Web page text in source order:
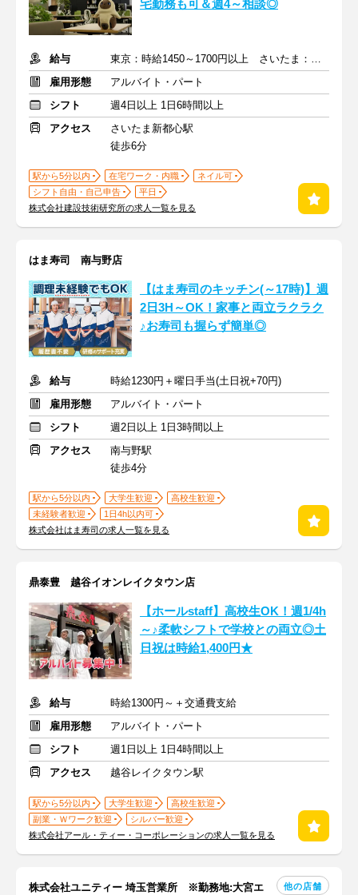
宅勤務も可＆週4～相談◎
給与
東京：時給1450～1700円以上 さいたま：時給1350～1700円以上
雇用形態
アルバイト・パート
シフト
週4日以上 1日6時間以上
アクセス
さいたま新都心駅
徒歩6分
駅から5分以内 在宅ワーク・内職
ネイル可
シフト自由・自己申告
平日
株式会社建設技術研究所の求人一覧を見る
はま寿司 南与野店
【はま寿司のキッチン(～17時)】週
2日3H～OK！家事と両立ラクラク
♪お寿司も握らず簡単◎
給与
時給1230円＋曜日手当(土日祝+70円)
雇用形態
アルバイト・パート
シフト
週2日以上 1日3時間以上
アクセス
南与野駅
徒歩4分
駅から5分以内 大学生歓迎
高校生歓迎
未経験者歓迎
1日4h以内可
株式会社はま寿司の求人一覧を見る
鼎泰豊 越谷イオンレイクタウン店
【ホールstaff】高校生OK！週1/4h
～♪柔軟シフトで学校との両立◎土
日祝は時給1,400円★
給与
時給1300円～＋交通費支給
雇用形態
アルバイト・パート
シフト
週1日以上 1日4時間以上
アクセス
越谷レイクタウン駅
駅から5分以内 大学生歓迎
高校生歓迎
副業・Ｗワーク歓迎
シルバー歓迎
株式会社アール・ティー・コーポレーションの求人一覧を見る
株式会社ユニティー 埼玉営業所 ※勤務地:大宮エ
他の店舗